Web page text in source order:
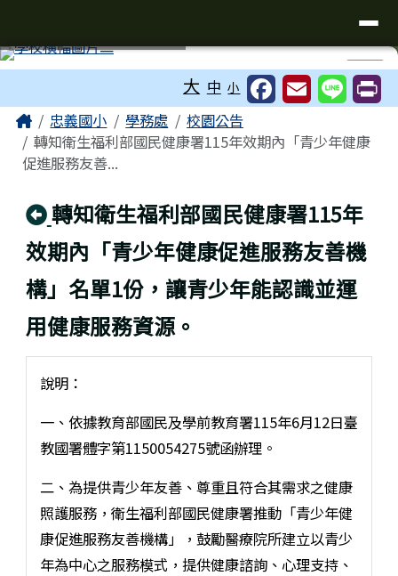
⏸
大 中 小
主內容區域
Home忠義國小 學務處
校園公告
轉知衛生福利部國民健康署115年效期內「青少年健康
促進服務友善...
回上頁
轉知衛生福利部國民健康署115年
效期內「青少年健康促進服務友善機
構」名單1份，讓青少年能認識並運
用健康服務資源。
說明：
一、依據教育部國民及學前教育署115年6月12日臺
教國署體字第1150054275號函辦理。
二、為提供青少年友善、尊重且符合其需求之健康
照護服務，衛生福利部國民健康署推動「青少年健
康促進服務友善機構」，鼓勵醫療院所建立以青少
年為中心之服務模式，提供健康諮詢、心理支持、
頁尾區域